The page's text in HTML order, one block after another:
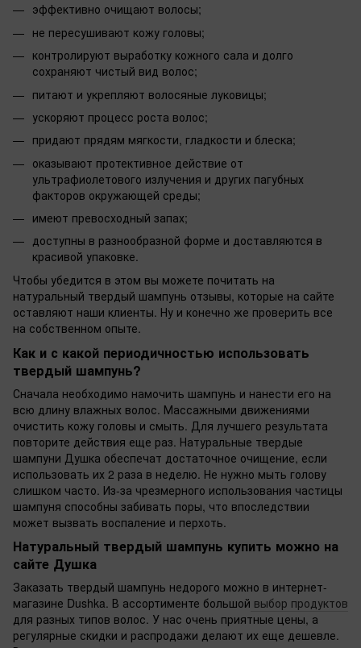
эффективно очищают волосы;
не пересушивают кожу головы;
контролируют выработку кожного сала и долго
сохраняют чистый вид волос;
питают и укрепляют волосяные луковицы;
ускоряют процесс роста волос;
придают прядям мягкости, гладкости и блеска;
оказывают протективное действие от
ультрафиолетового излучения и других пагубных
факторов окружающей среды;
имеют превосходный запах;
доступны в разнообразной форме и доставляются в
красивой упаковке.
Чтобы убедится в этом вы можете почитать на
натуральный твердый шампунь отзывы, которые на сайте
оставляют наши клиенты. Ну и конечно же проверить все
на собственном опыте.
Как и с какой периодичностью использовать
твердый шампунь?
Сначала необходимо намочить шампунь и нанести его на
всю длину влажных волос. Массажными движениями
очистить кожу головы и смыть. Для лучшего результата
повторите действия еще раз. Натуральные твердые
шампуни Душка обеспечат достаточное очищение, если
использовать их 2 раза в неделю. Не нужно мыть голову
слишком часто. Из-за чрезмерного использования частицы
шампуня способны забивать поры, что впоследствии
может вызвать воспаление и перхоть.
Натуральный твердый шампунь купить можно на
сайте Душка
Заказать твердый шампунь недорого можно в интернет-
магазине Dushka. В ассортименте большой выбор продуктов
для разных типов волос. У нас очень приятные цены, а
регулярные скидки и распродажи делают их еще дешевле.